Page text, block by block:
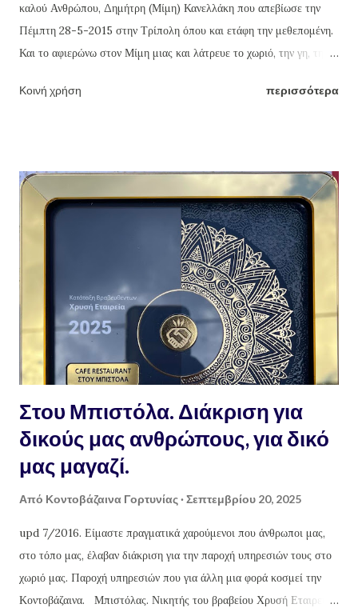
καλού Ανθρώπου, Δημήτρη (Μίμη) Κανελλάκη που απεβίωσε την
Πέμπτη 28-5-2015 στην Τρίπολη όπου και ετάφη την μεθεπομένη.
Και το αφιερώνω στον Μίμη μιας και λάτρευε το χωριό, την γη, την
τα χεράκια του. Πράξεις που έκανε κάθε χρόνο τέτοιες μέρες, εδώ
παλαιότερο λάδι θα βρούμε. Όσο παλαιότερο το λάδι, τόσο το
καλύτερο, αν θέλουμε να κάνουμε σαπούνι που θα είναι εξαιρετικό,
υγιεινό, υποαλεργικό, αγνό και κυρίως 100% οικολογικό, μέσα σε
1/2 ώρα. Οδηγίες : ζυγίζουμε το λάδι που έχουμε σε ζυγαριά
ακριβείας. Σημειωτέον πως, το μπουκάλι με το 1 λίτρο λάδι δεν
ζυγίζει 1 κιλό λάδι, μιας και είναι πολύ ελαφρύτερο ! για κάθε κιλό
λάδι χρειαζόμαστε 300 γραμμά...
Κοινή χρήση περισσότερα
Στου Μπιστόλα. Διάκριση για
δικούς μας ανθρώπους, για δικό
μας μαγαζί.
Από Κοντοβάζαινα Γορτυνίας Σεπτεμβρίου 20, 2025
upd 7/2016. Είμαστε πραγματικά χαρούμενοι που άνθρωποι μας,
στο τόπο μας, έλαβαν διάκριση για την παροχή υπηρεσιών τους στο
χωριό μας. Παροχή υπηρεσιών που για άλλη μια φορά κοσμεί την
Κοντοβάζαινα. Μπιστόλας. Νικητής του βραβείου Χρυσή Εταιρεία